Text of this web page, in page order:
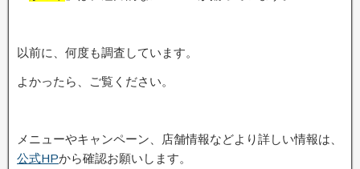
以前に、何度も調査しています。
よかったら、ご覧ください。
メニューやキャンペーン、店舗情報などより詳しい情報は、
公式HPから確認お願いします。